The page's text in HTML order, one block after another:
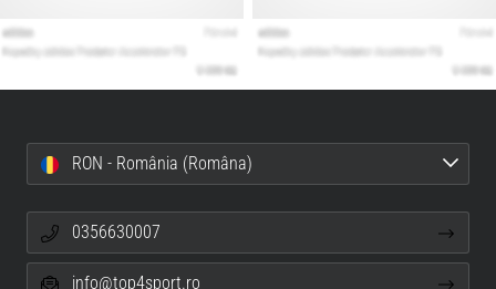
RON - România (Româna)
0356630007
info@top4sport.ro